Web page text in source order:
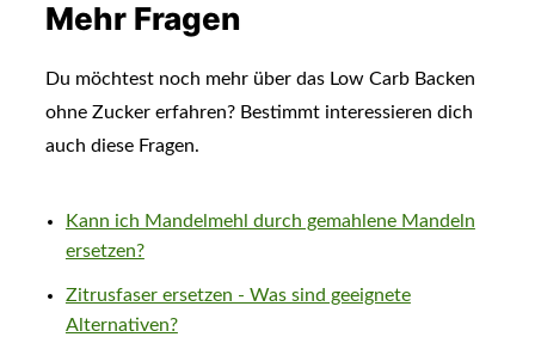
Mehr Fragen
Du möchtest noch mehr über das Low Carb Backen
ohne Zucker erfahren? Bestimmt interessieren dich
auch diese Fragen.
Kann ich Mandelmehl durch gemahlene Mandeln
ersetzen?
Zitrusfaser ersetzen - Was sind geeignete
Alternativen?